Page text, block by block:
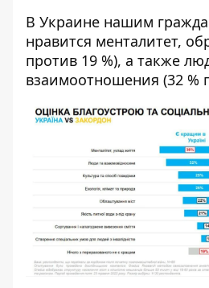
В Украине нашим
нравится менталитет,
против 19 %), а также
взаимоотношения (32 %